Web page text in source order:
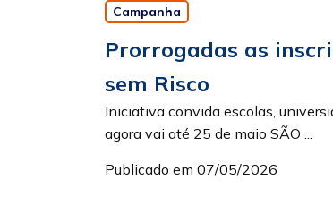
Campanha
Prorrogadas as
sem Risco
Iniciativa convida escolas,
agora vai até 25 de maio SÃO ...
Publicado em 07/05/2026